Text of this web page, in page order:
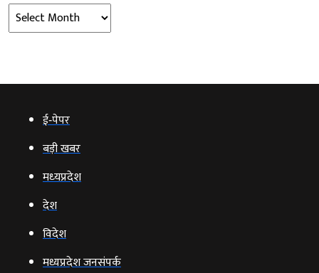
Archives
ई‑पेपर
बड़ी खबर
मध्‍यप्रदेश
देश
विदेश
मध्यप्रदेश जनसंपर्क